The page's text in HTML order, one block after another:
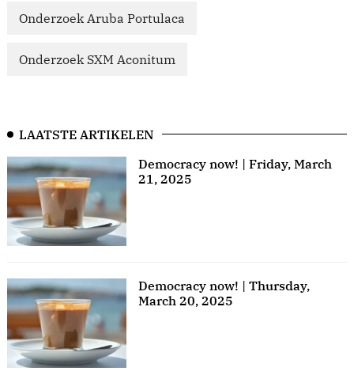
Onderzoek Aruba Portulaca
Onderzoek SXM Aconitum
LAATSTE ARTIKELEN
Democracy now! | Friday, March
21, 2025
Democracy now! | Thursday,
March 20, 2025